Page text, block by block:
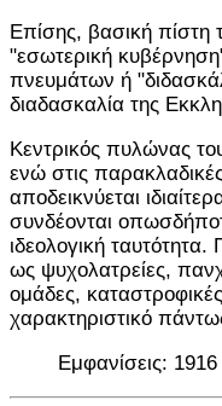
Επίσης, βασική πίστη
"εσωτερική
πνευμάτων ή
διαδασκαλία της
Κεντρικός πυλώνας
ενώ στις
αποδεικνύεται
συνδέονται
ιδεολογική
ως ψυχολατρείες,
ομάδες,
χαρακτηριστικό
Εμφανίσεις: 1916